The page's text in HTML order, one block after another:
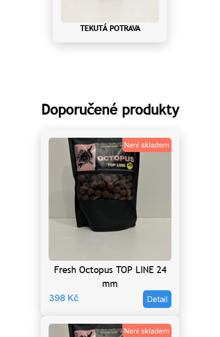
TEKUTÁ POTRAVA
Doporučené produkty
Není skladem
Fresh Octopus TOP LINE 24
mm
398 Kč Detail
Není skladem